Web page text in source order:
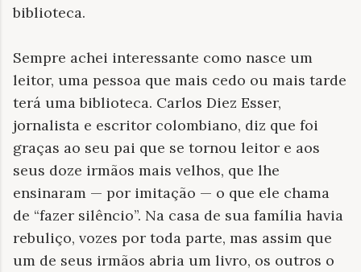
biblioteca.
Sempre achei interessante como nasce um
leitor, uma pessoa que mais cedo ou mais tarde
terá uma biblioteca. Carlos Diez Esser,
jornalista e escritor colombiano, diz que foi
graças ao seu pai que se tornou leitor e aos
seus doze irmãos mais velhos, que lhe
ensinaram — por imitação — o que ele chama
de “fazer silêncio”. Na casa de sua família havia
rebuliço, vozes por toda parte, mas assim que
um de seus irmãos abria um livro, os outros o